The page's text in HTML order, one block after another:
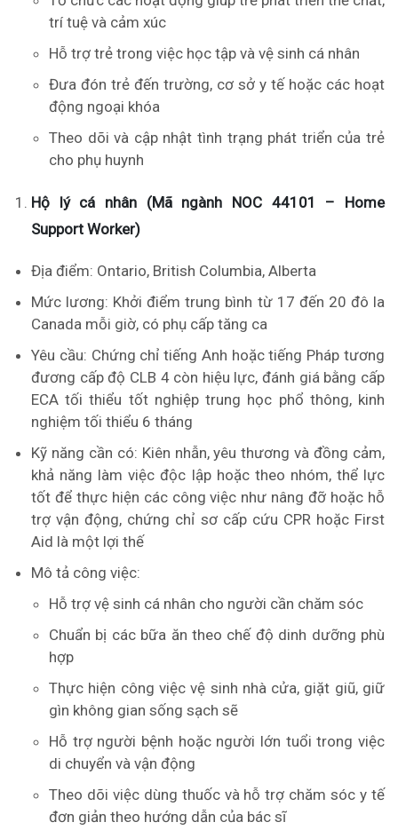
trí tuệ và cảm xúc
Hỗ trợ trẻ trong việc học tập và vệ sinh cá nhân
Đưa đón trẻ đến trường, cơ sở y tế hoặc các hoạt
động ngoại khóa
Theo dõi và cập nhật tình trạng phát triển của trẻ
cho phụ huynh
Hộ lý cá nhân (Mã ngành NOC 44101 – Home
Support Worker)
Địa điểm: Ontario, British Columbia, Alberta
Mức lương: Khởi điểm trung bình từ 17 đến 20 đô la
Canada mỗi giờ, có phụ cấp tăng ca
Yêu cầu: Chứng chỉ tiếng Anh hoặc tiếng Pháp tương
đương cấp độ CLB 4 còn hiệu lực, đánh giá bằng cấp
ECA tối thiểu tốt nghiệp trung học phổ thông, kinh
nghiệm tối thiểu 6 tháng
Kỹ năng cần có: Kiên nhẫn, yêu thương và đồng cảm,
khả năng làm việc độc lập hoặc theo nhóm, thể lực
tốt để thực hiện các công việc như nâng đỡ hoặc hỗ
trợ vận động, chứng chỉ sơ cấp cứu CPR hoặc First
Aid là một lợi thế
Mô tả công việc:
Hỗ trợ vệ sinh cá nhân cho người cần chăm sóc
Chuẩn bị các bữa ăn theo chế độ dinh dưỡng phù
hợp
Thực hiện công việc vệ sinh nhà cửa, giặt giũ, giữ
gìn không gian sống sạch sẽ
Hỗ trợ người bệnh hoặc người lớn tuổi trong việc
di chuyển và vận động
Theo dõi việc dùng thuốc và hỗ trợ chăm sóc y tế
đơn giản theo hướng dẫn của bác sĩ